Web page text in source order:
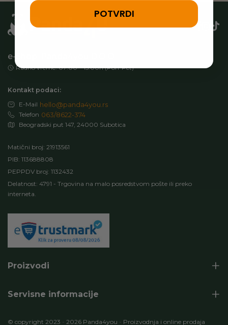
e-Shop: Panda4you D.O.O.
Radno vreme: 07:00 – 15:00h (Pon-Pet)
Kontakt podaci:
E-Mail hello@panda4you.rs
Telefon 063/8622-374
Beogradski put 147, 24000 Subotica
Matični broj: 21913561
PIB: 113688808
PEPPDV broj: 1132432
Delatnost: 4791 - Trgovina na malo posredstvom pošte ili preko
interneta.
Proizvodi
Servisne informacije
© copyright 2023 - 2026 Panda4you - Proizvodnja i online prodaja
POTVRDI